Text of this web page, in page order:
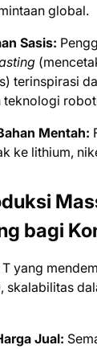
global.
Sasis:
terinspirasi
teknologi
Mentah:
ke lithium,
bagi
yang
skalabilitas
Jual: